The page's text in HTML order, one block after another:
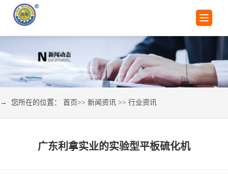
→ 您所在的位置： 首页>> 新闻资讯 >> 行业资讯
广东利拿实业的实验型平板硫化机